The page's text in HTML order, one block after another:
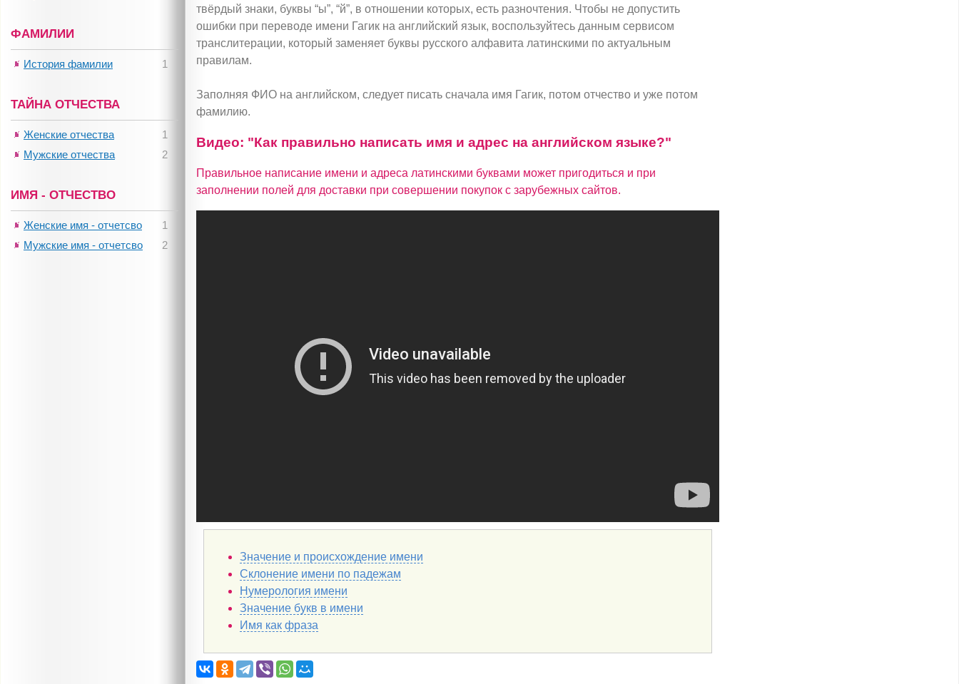
твёрдый знаки, буквы “ы”, “й”, в отношении которых, есть разночтения. Чтобы не допустить
ошибки при переводе имени Гагик на английский язык, воспользуйтесь данным сервисом
транслитерации, который заменяет буквы русского алфавита латинскими по актуальным
правилам.
Заполняя ФИО на английском, следует писать сначала имя Гагик, потом отчество и уже потом
фамилию.
Видео: "Как правильно написать имя и адрес на английском языке?"
Правильное написание имени и адреса латинскими буквами может пригодиться и при
заполнении полей для доставки при совершении покупок с зарубежных сайтов.
Значение и происхождение имени
Склонение имени по падежам
Нумерология имени
Значение букв в имени
Имя как фраза
ФАМИЛИИ
1
История фамилии
ТАЙНА ОТЧЕСТВА
1
Женские отчества
2
Мужские отчества
ИМЯ - ОТЧЕСТВО
1
Женские имя - отчетсво
2
Мужские имя - отчетсво